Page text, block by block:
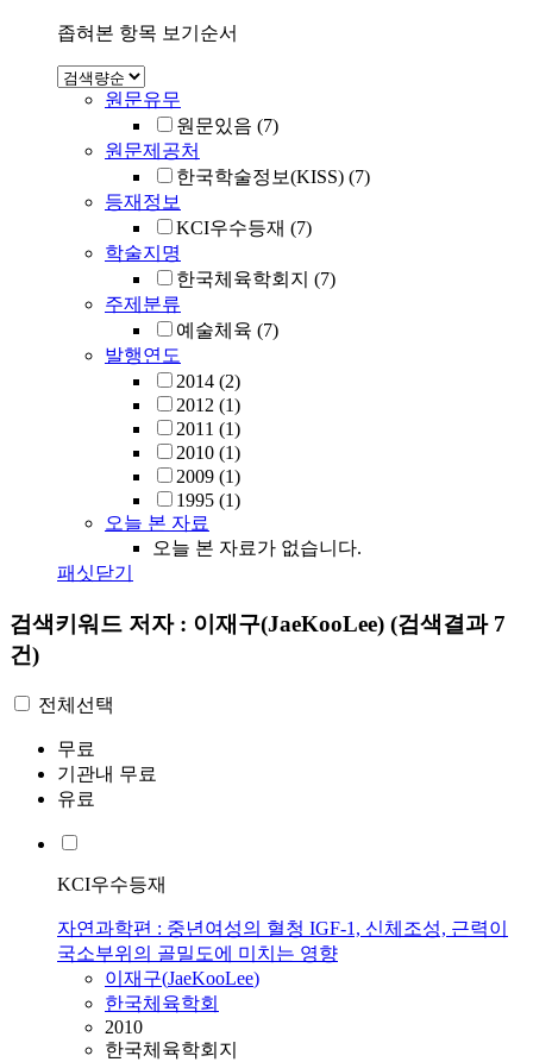
좁혀본 항목 보기순서
원문유무
원문있음 (7)
원문제공처
한국학술정보(KISS) (7)
등재정보
KCI우수등재 (7)
학술지명
한국체육학회지 (7)
주제분류
예술체육 (7)
발행연도
2014 (2)
2012 (1)
2011 (1)
2010 (1)
2009 (1)
1995 (1)
오늘 본 자료
오늘 본 자료가 없습니다.
패싯닫기
검색키워드 저자 : 이재구(JaeKooLee) (검색결과 7
건)
전체선택
무료
기관내 무료
유료
KCI우수등재
자연과학편 : 중년여성의 혈청 IGF-1, 신체조성, 근력이
국소부위의 골밀도에 미치는 영향
이재구(JaeKooLee)
한국체육학회
2010
한국체육학회지